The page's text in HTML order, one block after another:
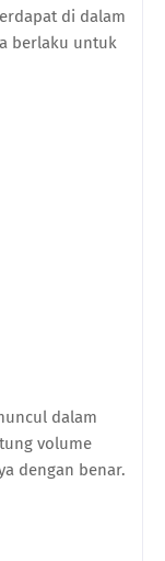
di dalam
berlaku untuk
dalam
volume
dengan benar.